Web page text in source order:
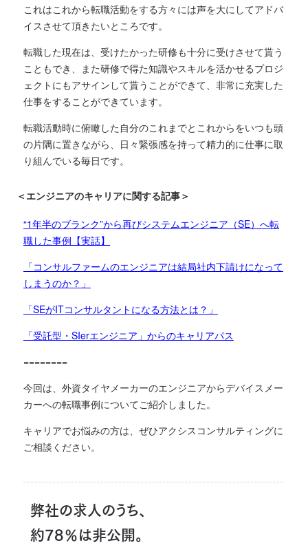
これはこれから転職活動をする方々には声を大にしてアドバ
イスさせて頂きたいところです。
転職した現在は、受けたかった研修も十分に受けさせて貰う
こともでき、また研修で得た知識やスキルを活かせるプロジ
ェクトにもアサインして貰うことができて、非常に充実した
仕事をすることができています。
転職活動時に俯瞰した自分のこれまでとこれからをいつも頭
の片隅に置きながら、日々緊張感を持って精力的に仕事に取
り組んでいる毎日です。
＜エンジニアのキャリアに関する記事＞
“1年半のブランク”から再びシステムエンジニア（SE）へ転
職した事例【実話】
「コンサルファームのエンジニアは結局社内下請けになって
しまうのか？」
「SEがITコンサルタントになる方法とは？」
「受託型・SIerエンジニア」からのキャリアパス
========
今回は、外資タイヤメーカーのエンジニアからデバイスメー
カーへの転職事例についてご紹介しました。
キャリアでお悩みの方は、ぜひアクシスコンサルティングに
ご相談ください。
弊社の求人のうち、
約78％は非公開。